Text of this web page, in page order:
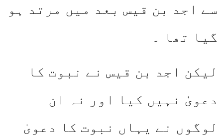
سے اجد بن قیس بعد میں مرتد ہو
گیا تھا ۔
لیکن اجد بن قیس نے نبوت کا
دعویٰ نہیں کیا اور نہ ان
لوگوں نے یہاں نبوت کا دعویٰ